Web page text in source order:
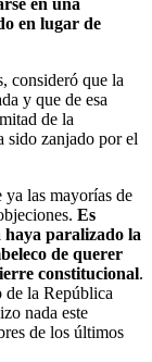
en lugar de
consideró que la
y que de esa
de la
sido zanjado por el
ya las mayorías de
Es
haya paralizado la
de querer
constitucional.
de la República
nada este
de los últimos